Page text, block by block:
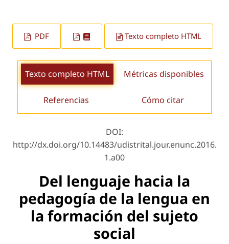
PDF Texto completo HTML
Texto completo HTML Métricas disponibles
Referencias Cómo citar
DOI:
http://dx.doi.org/10.14483/udistrital.jour.enunc.2016.
1.a00
Del lenguaje hacia la
pedagogía de la lengua en
la formación del sujeto
social